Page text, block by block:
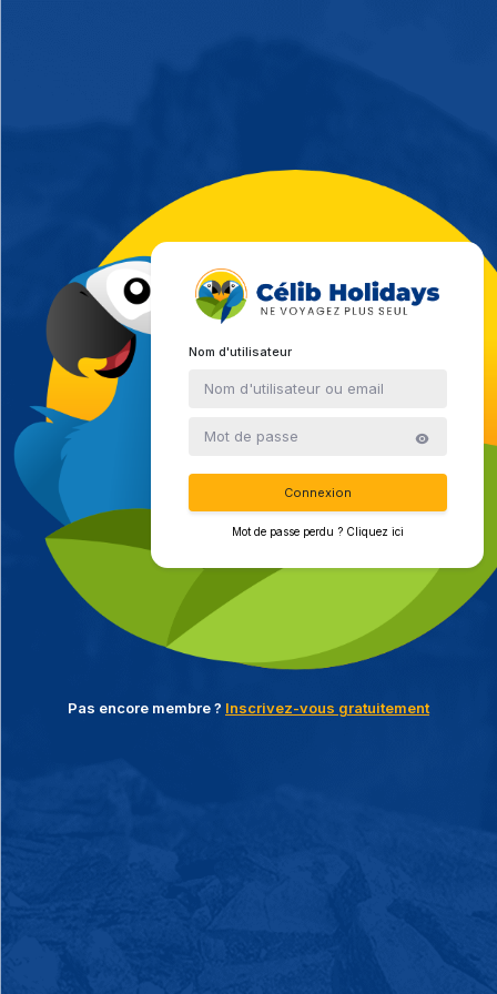
Nom d'utilisateur
Connexion
Mot de passe perdu ? Cliquez ici
Pas encore membre ? Inscrivez-vous gratuitement